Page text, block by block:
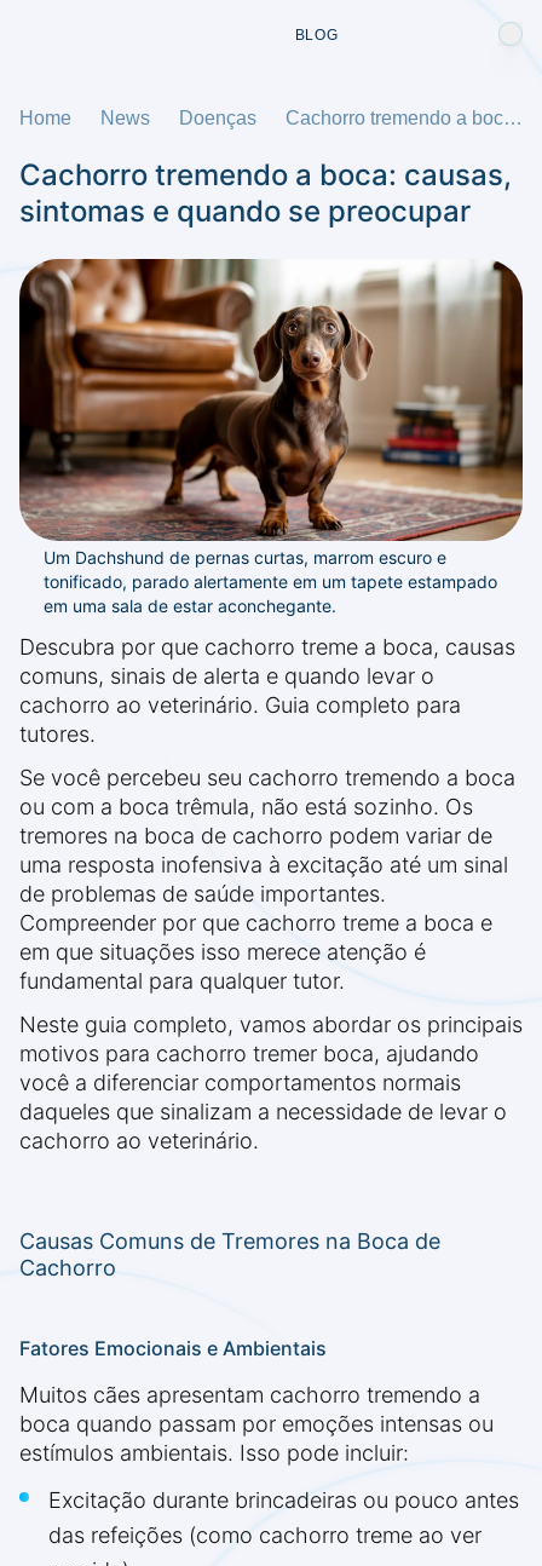
BLOG
Home News Doenças Cachorro tremendo a boca: causas, sintomas e quando se preocupar
Cachorro tremendo a boca: causas,
sintomas e quando se preocupar
Um Dachshund de pernas curtas, marrom escuro e
tonificado, parado alertamente em um tapete estampado
em uma sala de estar aconchegante.
Descubra por que cachorro treme a boca, causas
comuns, sinais de alerta e quando levar o
cachorro ao veterinário. Guia completo para
tutores.
Se você percebeu seu cachorro tremendo a boca
ou com a boca trêmula, não está sozinho. Os
tremores na boca de cachorro podem variar de
uma resposta inofensiva à excitação até um sinal
de problemas de saúde importantes.
Compreender por que cachorro treme a boca e
em que situações isso merece atenção é
fundamental para qualquer tutor.
Neste guia completo, vamos abordar os principais
motivos para cachorro tremer boca, ajudando
você a diferenciar comportamentos normais
daqueles que sinalizam a necessidade de levar o
cachorro ao veterinário.
Causas Comuns de Tremores na Boca de
Cachorro
Fatores Emocionais e Ambientais
Muitos cães apresentam cachorro tremendo a
boca quando passam por emoções intensas ou
estímulos ambientais. Isso pode incluir:
Excitação durante brincadeiras ou pouco antes
das refeições (como cachorro treme ao ver